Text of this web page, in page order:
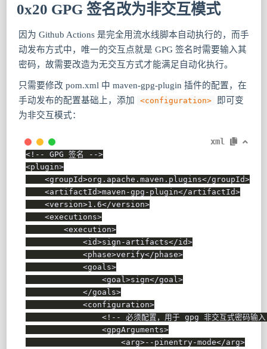
0x20 GPG 签名改为非交互模式
因为 Github Actions 是完全用流水线脚本自动执行的，而手
动发布方式中，唯一的交互点就是 GPG 签名时需要输入其
密码，故需要改造为无交互方式才能满足自动化执行。
只需要修改 pom.xml 中 maven-gpg-plugin 插件的配置，在
手动发布的配置基础上，添加
<configuration>
即可变
为非交互模式：
xml
<!-- GPG 签名 -->
<plugin>
<groupId>org.apache.maven.plugins</groupId>
<artifactId>maven-gpg-plugin</artifactId>
<version>1.6</version>
<executions>
<execution>
<id>sign-artifacts</id>
<phase>verify</phase>
<goals>
<goal >sign</goal >
</goals>
<configuration>
<!-- 必须配置，用于 gpg 非交互式密码输
<gpgArguments>
<arg>--pinentry-mode</arg>